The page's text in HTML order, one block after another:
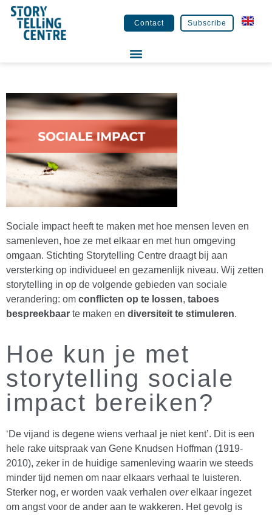
Contact Subscribe
Sociale impact heeft te maken met hoe mensen leven en
samenleven, hoe ze met elkaar en met hun omgeving
omgaan. Stichting Storytelling Centre draagt bij aan
versterking op individueel en gezamenlijk niveau. Wij zetten
storytelling in op de volgende gebieden van sociale
verandering: om conflicten op te lossen, taboes
bespreekbaar te maken en diversiteit te stimuleren.
Hoe kun je met
storytelling sociale
impact bereiken?
‘De vijand is degene wiens verhaal je niet kent’. Dit is een
hele rake uitspraak van Gene Knudsen Hoffman (1919-
2010), zeker in de huidige samenleving waarin we steeds
minder tijd nemen om naar elkaars verhaal te luisteren.
Sterker nog, er worden vaak verhalen overelkaar ingezet
om angst voor de ander aan te wakkeren. Het gevolg is